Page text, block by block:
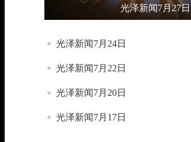
光泽新闻7月27日
光泽新闻7月24日
光泽新闻7月22日
光泽新闻7月20日
光泽新闻7月17日